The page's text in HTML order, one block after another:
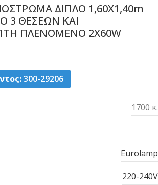
ΔΙΠΛΟ 1,60Χ1,40m
3 ΘΕΣΕΩΝ ΚΑΙ
ΠΛΕΝΟΜΕΝΟ 2X60W
300-29206
1700 κ.
Eurolamp
220-240V